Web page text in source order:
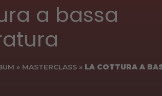
a bassa
» MASTERCLASS » LA COTTURA A